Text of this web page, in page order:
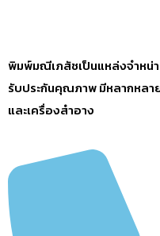
พิมพ์มณีเภสัชเป็นแหล่งจำหน่
รับประกันคุณภาพ มีหลากหล
และเครื่องสำอาง